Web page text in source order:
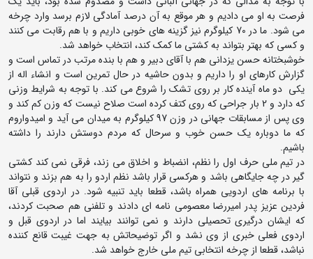
فرصت به او می دادیم و هر موقع به آن درصد آمادگی لازم برسد وارد چرخه
می شود. ما در 70 کیلوگرم نیز گزینه های خوبی داریم و با هم رقابت می کنند
و کسی که بهتر بتواند به کشتی ما کمک کند، انتخاب خواهد شد.
خوشبختانه حسن یزدانی هم با آقای دبیر و هم با بنده مرتب در تماس است و
گزارش کارهای او را داریم و بدون حاشیه در حال تمرین است و انشاء اله از
یکی دو ماه آینده کار بر روی تشک را شروع می کند. با توجه به شرایط وزنی
که دارد و 2 بار جراحی که روی کتف کرده است صلاح نیست که وزن کم کند و
وی پس از مسابقات جهانی در وزن 97 کیلوگرم به میدان می آید و امیدواروم
که ما دوباره یک حسن خوب و سرحال که مردم دوستش دارند را داشته
باشیم.
در تیم ملی حرف اول را نظم، انضباط و اخلاق می زند، فرقی نمی کند کشتی
گیر در چه جایگاهی باشد و هرکسی قرار باشد نظم اردو را به هم بزند و نتواند
با برنامه های اردویی همراه باشد، قطعا باید تنبیه شود. در اردوی قبلی آقا
فردین عزیز پدر امیررضا معصومی نامه ای دادند و تلفنی هم صحبت کردند،
که ایشان درگیری تحصیلی دارند و نمی توانند بیایند اما در اردوی قبل و
اردوی فعلی خبری از وی نشد و اگر توضیحاتش به جهت غیبت قانع کننده
نباشد، قطعا از چرخه انتخابی تیم ملی خارج خواهد شد.